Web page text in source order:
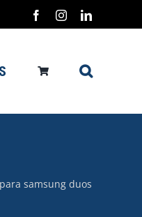
FacebookInstagramLinkedIn
samsung duos